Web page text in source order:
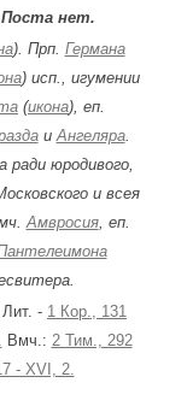
Поста нет.
). Прп. Германа
) исп., игумении
(икона), еп.
и Ангеляра.
ради юродивого,
и всея
Амвросия, еп.
Лит. - 1 Кор., 131
Вмч.: 2 Тим., 292
- XVI, 2.